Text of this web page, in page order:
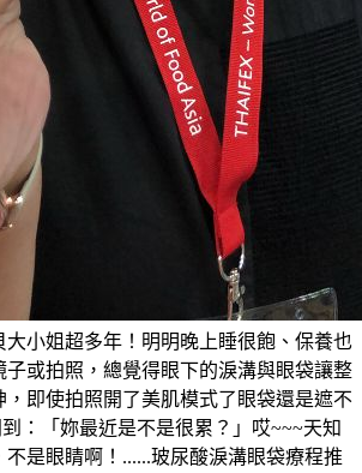
大小姐超多年！明明晚上睡很飽、保養也
子或拍照，總覺得眼下的淚溝與眼袋讓整
，即使拍照開了美肌模式了眼袋還是遮不
：「妳最近是不是很累？」哎~~~天知
是眼睛啊！......玻尿酸淚溝眼袋療程推